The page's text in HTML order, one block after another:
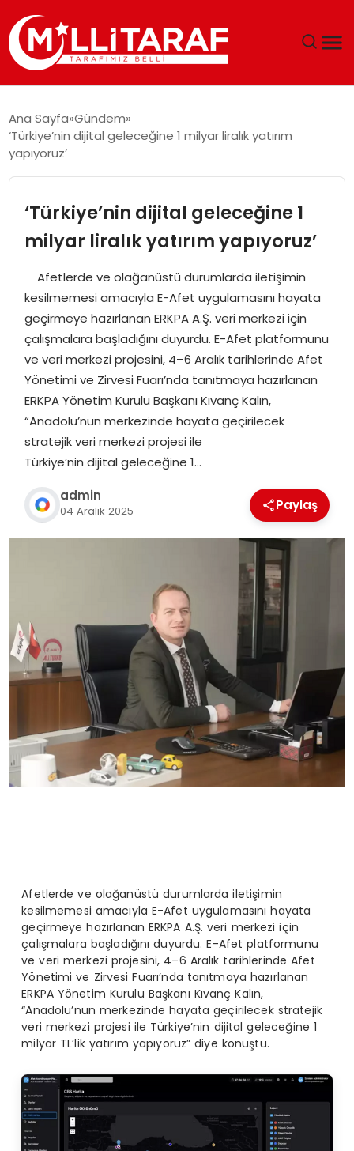
ÖZEL SAYFALAR
SPOR
SIYASET
MAGAZIN
Ana Sayfa Gündem
‘Türkiye’nin dijital geleceğine 1 milyar liralık yatırım
yapıyoruz’
‘Türkiye’nin dijital geleceğine 1
milyar liralık yatırım yapıyoruz’
Afetlerde ve olağanüstü durumlarda iletişimin
kesilmemesi amacıyla E-Afet uygulamasını hayata
geçirmeye hazırlanan ERKPA A.Ş. veri merkezi için
çalışmalara başladığını duyurdu. E-Afet platformunu
ve veri merkezi projesini, 4–6 Aralık tarihlerinde Afet
Yönetimi ve Zirvesi Fuarı’nda tanıtmaya hazırlanan
ERKPA Yönetim Kurulu Başkanı Kıvanç Kalın,
“Anadolu’nun merkezinde hayata geçirilecek
stratejik veri merkezi projesi ile
Türkiye’nin dijital geleceğine 1…
admin
04 Aralık 2025 Paylaş
Afetlerde ve olağanüstü durumlarda iletişimin
kesilmemesi amacıyla E-Afet uygulamasını hayata
geçirmeye hazırlanan ERKPA A.Ş. veri merkezi için
çalışmalara başladığını duyurdu. E-Afet platformunu
ve veri merkezi projesini, 4–6 Aralık tarihlerinde Afet
Yönetimi ve Zirvesi Fuarı’nda tanıtmaya hazırlanan
ERKPA Yönetim Kurulu Başkanı Kıvanç Kalın,
“Anadolu’nun merkezinde hayata geçirilecek stratejik
veri merkezi projesi ile Türkiye’nin dijital geleceğine 1
milyar TL’lik yatırım yapıyoruz” diye konuştu.